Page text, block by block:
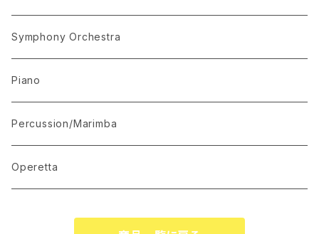
“The Lark in the Clear Air”
Mandolin Solo
Recommended for Competition
Suite(Set Collection)
KARAOKE
Symphony Orchestra
Piano
Percussion/Marimba
Operetta